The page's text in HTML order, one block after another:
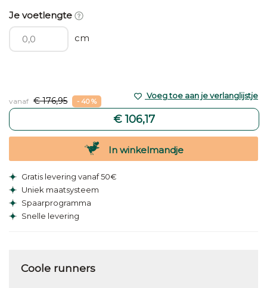
Je voetlengte
cm
vanaf € 176,95 - 40 %
€ 106,17
Voeg toe aan je verlanglijstje
In winkelmandje
Gratis levering vanaf 50€
Uniek maatsysteem
Spaarprogramma
Snelle levering
Coole runners